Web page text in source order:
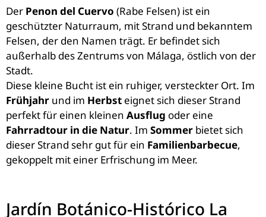
Der Penon del Cuervo (Rabe Felsen) ist ein
geschützter Naturraum, mit Strand und bekanntem
Felsen, der den Namen trägt. Er befindet sich
außerhalb des Zentrums von Málaga, östlich von der
Stadt.
Diese kleine Bucht ist ein ruhiger, versteckter Ort. Im
Frühjahr und im Herbst eignet sich dieser Strand
perfekt für einen kleinen Ausflug oder eine
Fahrradtour in die Natur. Im Sommer bietet sich
dieser Strand sehr gut für ein Familienbarbecue,
gekoppelt mit einer Erfrischung im Meer.
Jardín Botánico-Histórico La